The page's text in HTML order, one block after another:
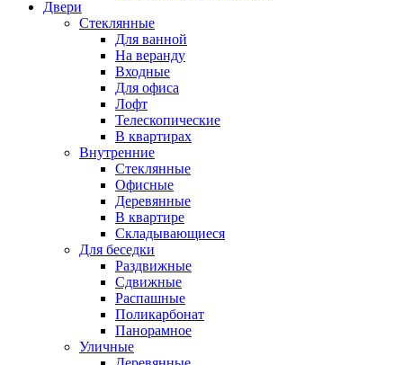
Двери
Стеклянные
Для ванной
На веранду
Входные
Для офиса
Лофт
Телескопические
В квартирах
Внутренние
Стеклянные
Офисные
Деревянные
В квартире
Складывающиеся
Для беседки
Раздвижные
Сдвижные
Распашные
Поликарбонат
Панорамное
Уличные